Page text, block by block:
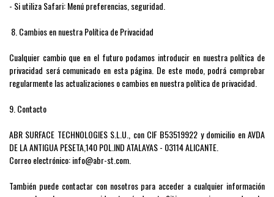
- Si utiliza Safari: Menú preferencias, seguridad.
8. Cambios en nuestra Política de Privacidad
Cualquier cambio que en el futuro podamos introducir en nuestra política de
privacidad será comunicado en esta página. De este modo, podrá comprobar
regularmente las actualizaciones o cambios en nuestra política de privacidad.
9. Contacto
ABR SURFACE TECHNOLOGIES S.L.U., con CIF B53519922 y domicilio en AVDA
DE LA ANTIGUA PESETA,140 POL.IND ATALAYAS - 03114 ALICANTE.
Correo electrónico:info@abr-st.com
También puede contactar con nosotros para acceder a cualquier información